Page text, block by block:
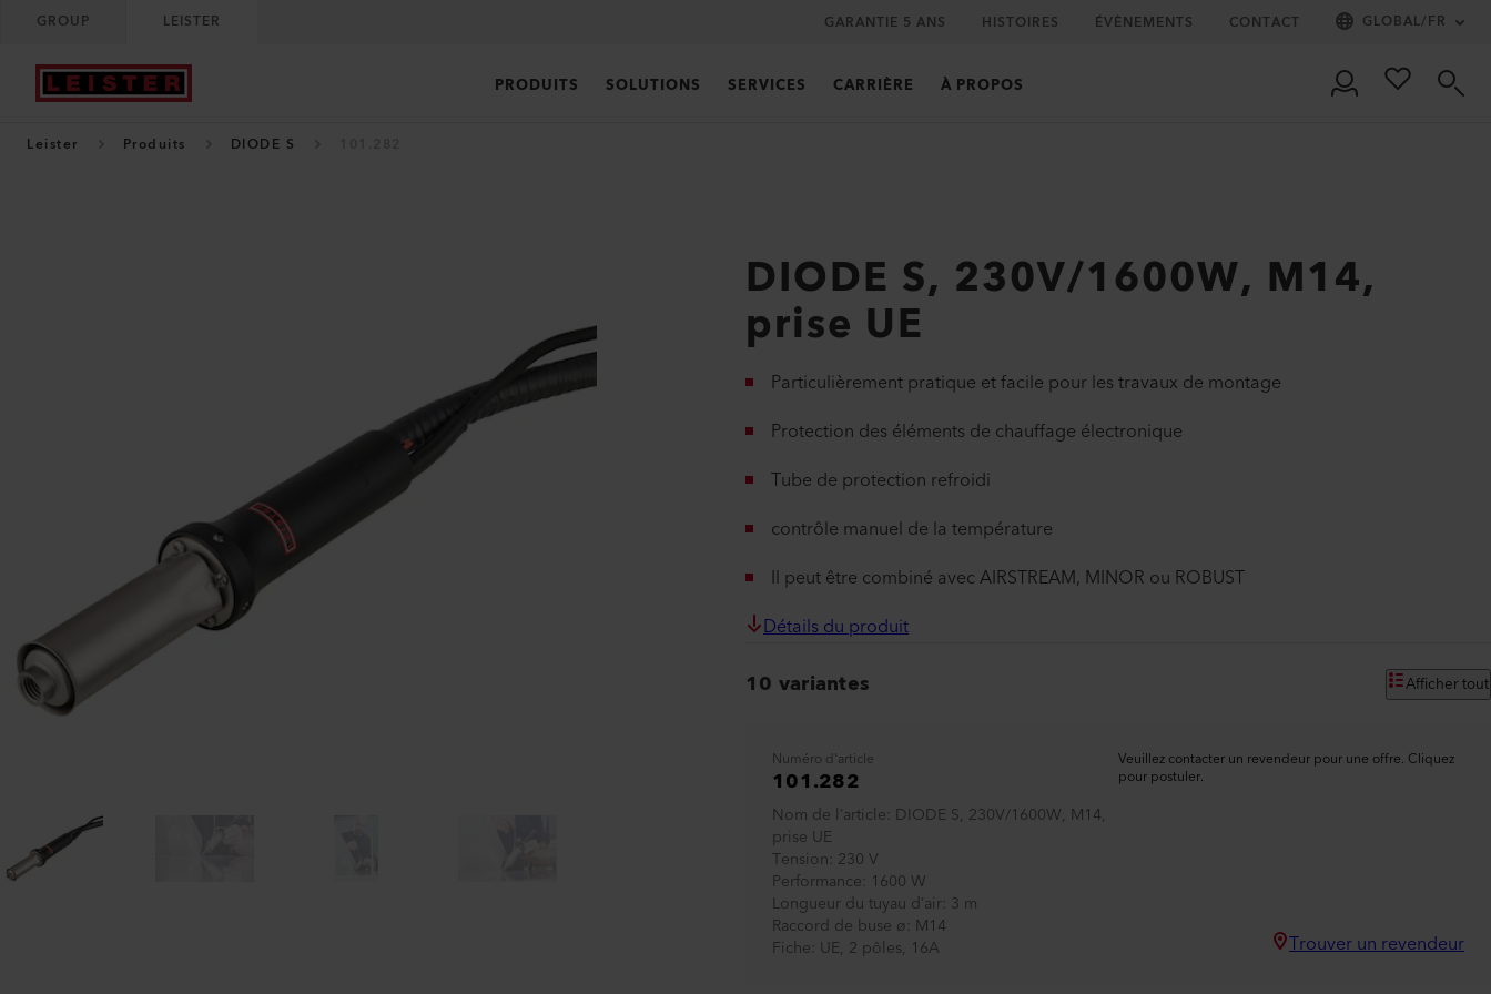
GROUP LEISTER GARANTIE 5 ANS HISTOIRES ÉVÈNEMENTS CONTACT GLOBAL/FR
PRODUITS SOLUTIONS SERVICES CARRIÈRE À PROPOS
Leister Produits DIODE S
DIODE S, 230V/1600W, M14,
prise UE
Particulièrement pratique et facile pour les travaux de montage
Protection des éléments de chauffage électronique
Tube de protection refroidi
contrôle manuel de la température
Il peut être combiné avec AIRSTREAM, MINOR ou ROBUST
Détails du produit
10 variantes Afficher tout
Numéro d'article
101.282
Nom de l’article DIODE S, 230V/1600W, M14,
prise UE
Tension 230 V
Performance 1600 W
Longueur du tuyau d’air 3 m
Raccord de buse ø M14
Fiche UE, 2 pôles, 16A
Veuillez contacter un revendeur pour une offre. Cliquez
pour postuler.
Trouver un revendeur